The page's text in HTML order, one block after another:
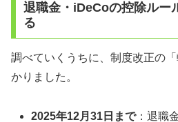
退職金・iDeCoの控除ルー
る
調べていくうちに、制度改正の
かりました。
2025年12月31日まで：退職